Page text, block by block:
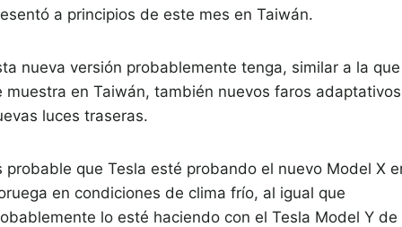
a principios de este mes en Taiwán.
nueva versión probablemente tenga, similar a la que
muestra en Taiwán, también nuevos faros
luces traseras.
probable que Tesla esté probando el nuevo Model X
en condiciones de clima frío, al igual que
lo esté haciendo con el Tesla Model Y de